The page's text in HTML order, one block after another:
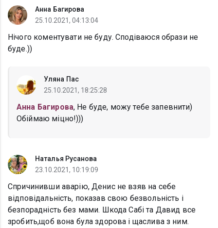
Анна Багирова
25.10.2021, 04:13:04
Нічого коментувати не буду. Сподіваюся образи не
буде.))
Уляна Пас
25.10.2021, 18:25:28
Анна Багирова, Не буде, можу тебе запевнити)
Обіймаю міцно!)))
Наталья Русанова
23.10.2021, 10:19:09
Спричинивши аварію, Денис не взяв на себе
відповідальність, показав свою безвольність і
безпорадність без мами. Шкода Сабі та Давид все
зробить,щоб вона була здорова і щаслива з ним.